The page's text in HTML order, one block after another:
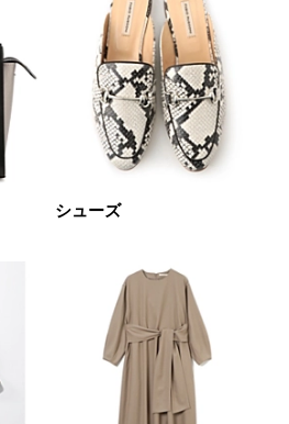
新着
シューズ